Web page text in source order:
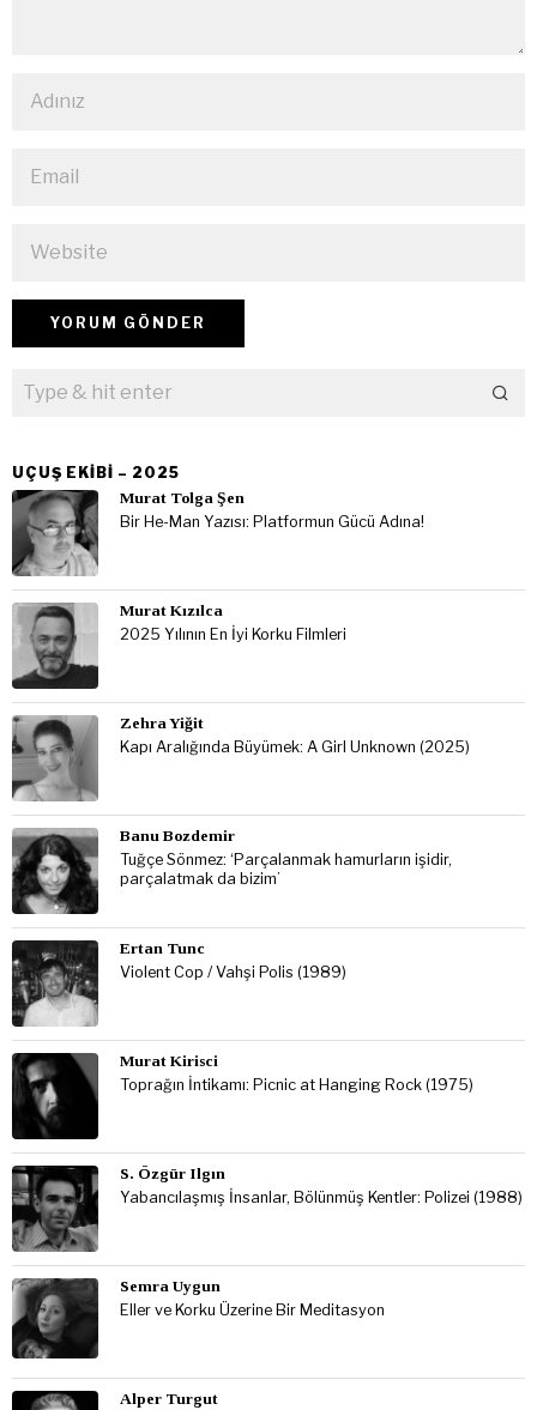
UÇUŞ EKIBI – 2025
Murat Tolga Şen
Bir He-Man Yazısı: Platformun Gücü Adına!
Murat Kızılca
2025 Yılının En İyi Korku Filmleri
Zehra Yiğit
Kapı Aralığında Büyümek: A Girl Unknown (2025)
Banu Bozdemir
Tuğçe Sönmez: ‘Parçalanmak hamurların işidir,
parçalatmak da bizim’
Ertan Tunc
Violent Cop / Vahşi Polis (1989)
Murat Kirisci
Toprağın İntikamı: Picnic at Hanging Rock (1975)
S. Özgür Ilgın
Yabancılaşmış İnsanlar, Bölünmüş Kentler: Polizei (1988)
Semra Uygun
Eller ve Korku Üzerine Bir Meditasyon
Alper Turgut